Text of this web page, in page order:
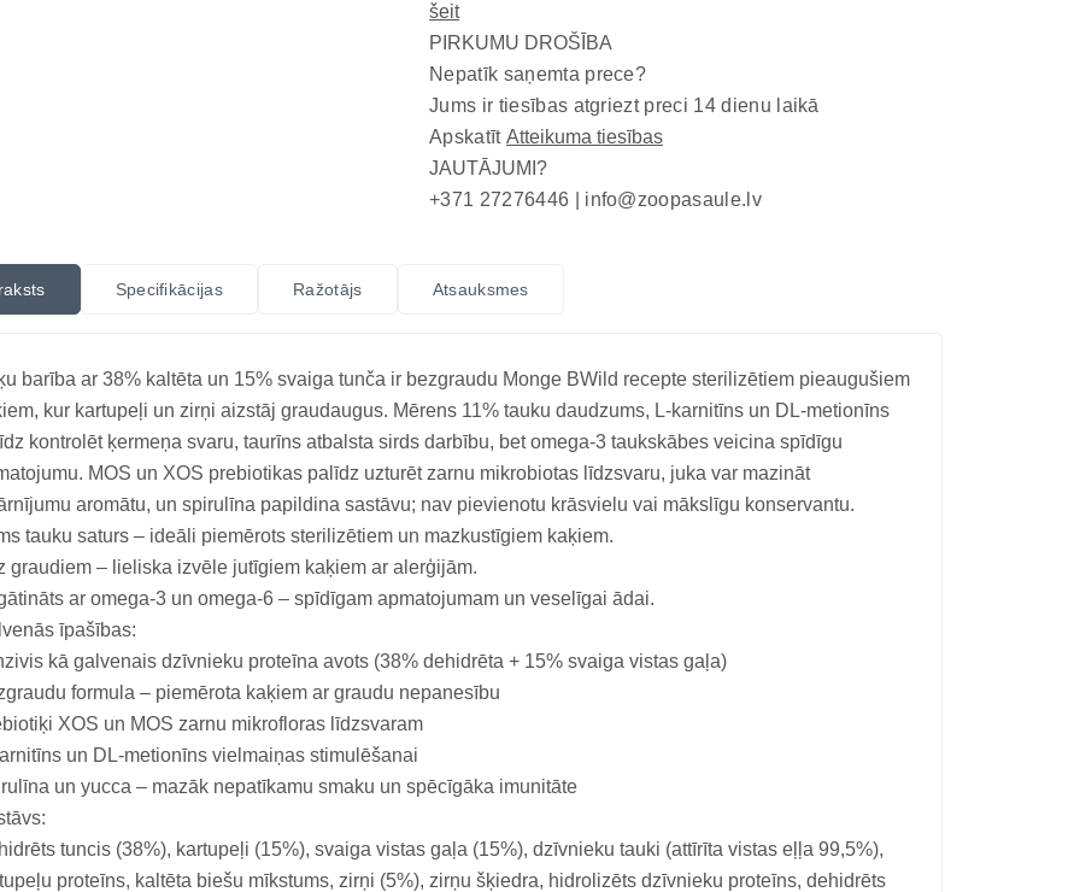
šeit
PIRKUMU DROŠĪBA
Nepatīk saņemta prece?
Jums ir tiesības atgriezt preci 14 dienu laikā
Apskatīt Atteikuma tiesības
JAUTĀJUMI?
+371 27276446 | info@zoopasaule.lv
Specifikācijas Ražotājs Atsauksmes
barība ar 38% kaltēta un 15% svaiga tunča ir bezgraudu Monge BWild recepte sterilizētiem pieaugušiem
kur kartupeļi un zirņi aizstāj graudaugus. Mērens 11% tauku daudzums, L-karnitīns un DL-metionīns
kontrolēt ķermeņa svaru, taurīns atbalsta sirds darbību, bet omega-3 taukskābes veicina spīdīgu
MOS un XOS prebiotikas palīdz uzturēt zarnu mikrobiotas līdzsvaru, juka var mazināt
aromātu, un spirulīna papildina sastāvu; nav pievienotu krāsvielu vai mākslīgu konservantu.
tauku saturs – ideāli piemērots sterilizētiem un mazkustīgiem kaķiem.
graudiem – lieliska izvēle jutīgiem kaķiem ar alerģijām.
ar omega-3 un omega-6 – spīdīgam apmatojumam un veselīgai ādai.
īpašības:
kā galvenais dzīvnieku proteīna avots (38% dehidrēta + 15% svaiga vistas gaļa)
formula – piemērota kaķiem ar graudu nepanesību
XOS un MOS zarnu mikrofloras līdzsvaram
un DL-metionīns vielmaiņas stimulēšanai
un yucca – mazāk nepatīkamu smaku un spēcīgāka imunitāte
tuncis (38%), kartupeļi (15%), svaiga vistas gaļa (15%), dzīvnieku tauki (attīrīta vistas eļļa 99,5%),
proteīns, kaltēta biešu mīkstums, zirņi (5%), zirņu šķiedra, hidrolizēts dzīvnieku proteīns, dehidrēts